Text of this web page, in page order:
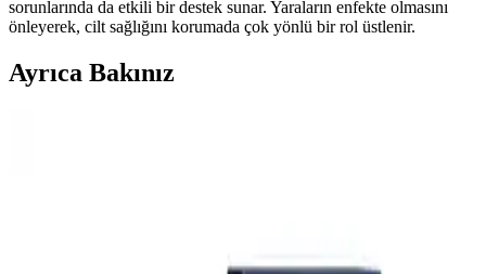
sorunlarında da etkili bir destek sunar. Yaraların enfekte olmasını
önleyerek, cilt sağlığını korumada çok yönlü bir rol üstlenir.
Ayrıca Bakınız